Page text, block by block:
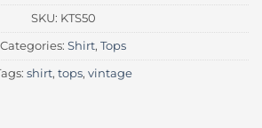
SKU: KTS50
Categories: Shirt, Tops
shirt, tops, vintage